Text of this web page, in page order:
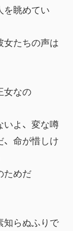
を眺めてい
たちの声は
女なの
いよ、変な噂
、命が惜しけ
ためだ
らぬふりで